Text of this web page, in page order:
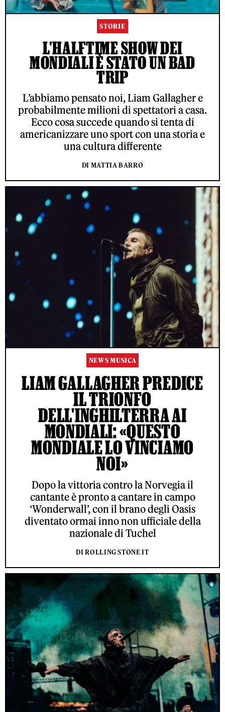
STORIE
L'HALFTIME SHOW DEI
MONDIALI È STATO UN BAD
TRIP
L’abbiamo pensato noi, Liam Gallagher e
probabilmente milioni di spettatori a casa.
Ecco cosa succede quando si tenta di
americanizzare uno sport con una storia e
una cultura differente
DI MATTIA BARRO
NEWS MUSICA
LIAM GALLAGHER PREDICE
IL TRIONFO
DELL'INGHILTERRA AI
MONDIALI: «QUESTO
MONDIALE LO VINCIAMO
NOI»
Dopo la vittoria contro la Norvegia il
cantante è pronto a cantare in campo
‘Wonderwall’, con il brano degli Oasis
diventato ormai inno non ufficiale della
nazionale di Tuchel
DI ROLLING STONE IT